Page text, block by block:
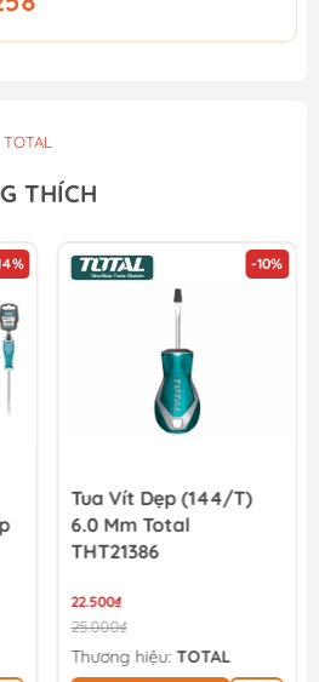
TOTAL
THÍCH
-10%
Tua Vít Dẹp (144/T)
6.0 Mm Total
THT21386
22.500₫
25.000₫
Thương hiệu:TOTAL